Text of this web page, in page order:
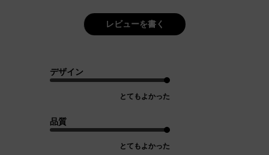
レビューを書く
デザイン
とてもよかった
品質
とてもよかった